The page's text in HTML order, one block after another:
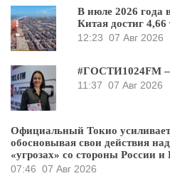
В июле 2026 года
Китая достиг
12:23 07 Авг 2026
#ГОСТИ1024FM
11:37 07 Авг 2026
Официальный Токио
обосновывая свои действия
«угрозах» со стороны России и
07:46 07 Авг 2026